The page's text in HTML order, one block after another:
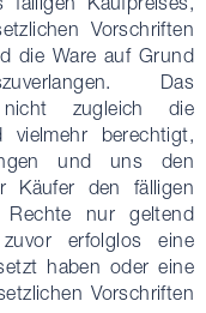
Vorschriften
die Ware auf Grund
Das
nicht zugleich die
berechtigt,
und uns den
Käufer den fälligen
nur geltend
erfolglos eine
haben oder eine
Vorschriften